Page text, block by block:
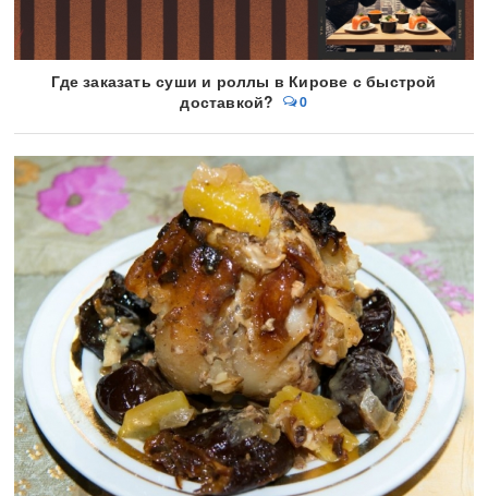
Где заказать суши и роллы в Кирове с быстрой
доставкой?
0